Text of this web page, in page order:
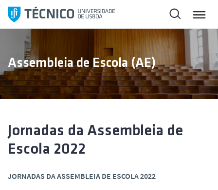
l
p
Assembleia de Escola (AE)
Jornadas da Assembleia de
Escola 2022
JORNADAS DA ASSEMBLEIA DE ESCOLA 2022